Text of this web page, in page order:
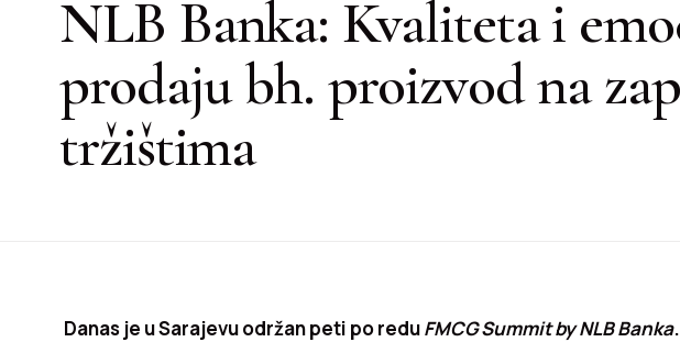
NLB Banka: Kvaliteta i
prodaju bh. proizvod na
tržištima
Danas je u Sarajevu održan peti po reduFMCG Summit by NLB Banka